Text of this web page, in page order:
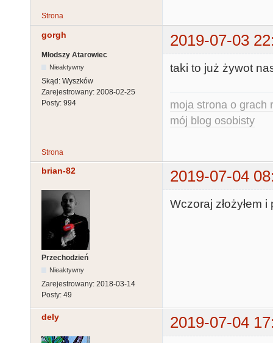
Strona
gorgh 2019-07-03
Młodszy Atarowiec
Nieaktywny
Skąd: Wyszków
Zarejestrowany: 2008-02-25
Posty: 994
taki to już żywot
moja strona o grach
mój blog osobisty
Strona
brian-82 2019-07-04
Przechodzień
Nieaktywny
Zarejestrowany: 2018-03-14
Posty: 49
Wczoraj złożyłem
dely 2019-07-04